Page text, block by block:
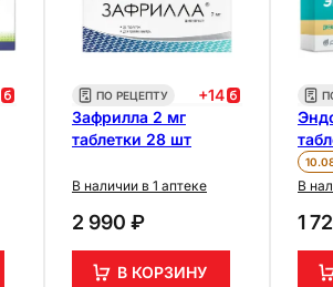
ПО РЕЦЕПТУ +14
Зафрилла 2 мг
таблетки 28 шт
В наличии в 1 аптеке
2 990 ₽
В КОРЗИНУ
В
1